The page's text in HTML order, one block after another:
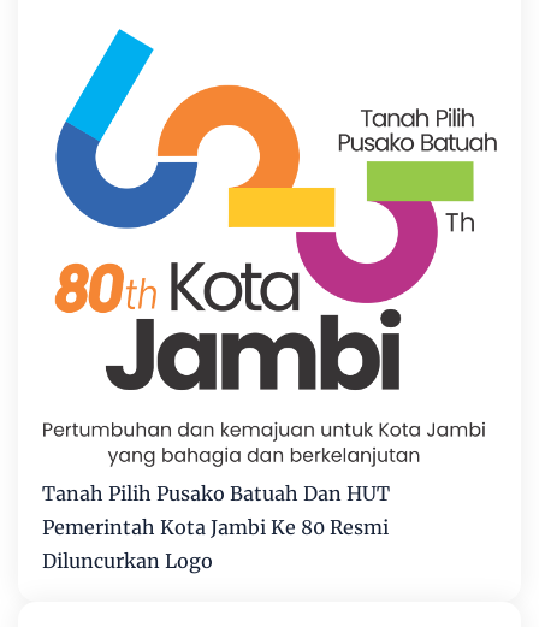
Tanah Pilih Pusako Batuah Dan HUT
Pemerintah Kota Jambi Ke 80 Resmi
Diluncurkan Logo